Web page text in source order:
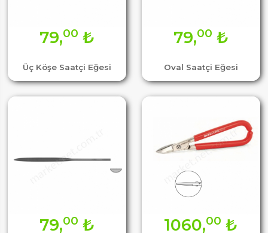
Üç Köşe Saatçi Eğesi
79,00 ₺
Oval Saatçi Eğesi
79,00 ₺
79,00 ₺ 1060,00 ₺